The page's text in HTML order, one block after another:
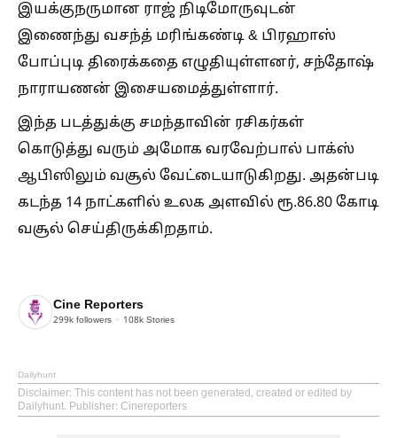
இயக்குநருமான ராஜ் நிடிமோருவுடன்
இணைந்து வசந்த் மரிங்கண்டி & பிரஹாஸ்
போப்புடி திரைக்கதை எழுதியுள்ளனர், சந்தோஷ்
நாராயணன் இசையமைத்துள்ளார்.
இந்த படத்துக்கு சமந்தாவின் ரசிகர்கள்
கொடுத்து வரும் அமோக வரவேற்பால் பாக்ஸ்
ஆபிஸிலும் வசூல் வேட்டையாடுகிறது. அதன்படி
கடந்த 14 நாட்களில் உலக அளவில் ரூ.86.80 கோடி
வசூல் செய்திருக்கிறதாம்.
Cine Reporters
299k followers 108k Stories
Dailyhunt
Disclaimer: This content has not been generated, created or edited by
Dailyhunt. Publisher: Cinereporters